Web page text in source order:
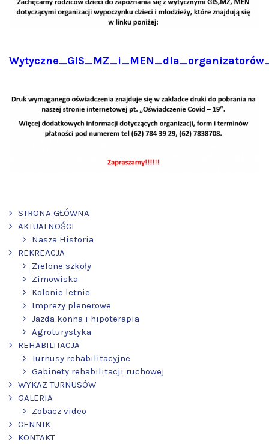
STRONA GŁÓWNA
AKTUALNOŚCI
Nasza Historia
REKREACJA
Zielone szkoły
Zimowiska
Kolonie letnie
Imprezy plenerowe
Jazda konna i hipoterapia
Agroturystyka
REHABILITACJA
Turnusy rehabilitacyjne
Gabinety rehabilitacji ruchowej
WYKAZ TURNUSÓW
GALERIA
Zobacz video
CENNIK
KONTAKT